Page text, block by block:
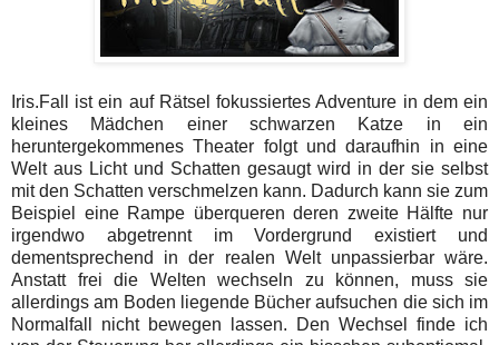
Iris.Fall ist ein auf Rätsel fokussiertes Adventure in dem ein
kleines Mädchen einer schwarzen Katze in ein
heruntergekommenes Theater folgt und daraufhin in eine
Welt aus Licht und Schatten gesaugt wird in der sie selbst
mit den Schatten verschmelzen kann. Dadurch kann sie zum
Beispiel eine Rampe überqueren deren zweite Hälfte nur
irgendwo abgetrennt im Vordergrund existiert und
dementsprechend in der realen Welt unpassierbar wäre.
Anstatt frei die Welten wechseln zu können, muss sie
allerdings am Boden liegende Bücher aufsuchen die sich im
Normalfall nicht bewegen lassen. Den Wechsel finde ich